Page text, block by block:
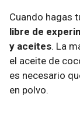
Cuando hagas
libre de
y aceites. La
el aceite de
es necesario
en polvo.